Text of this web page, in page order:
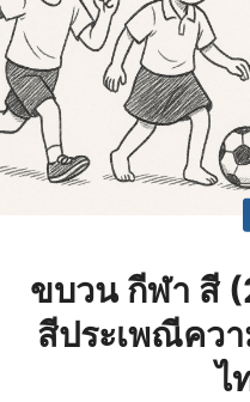
ขบวน กีฬา สี
สีประเพณีคว
ไ